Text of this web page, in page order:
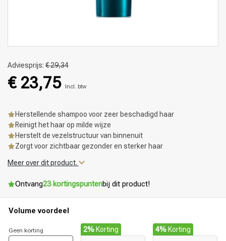
Adviesprijs: € 29,34
€ 23,75 Incl. btw
Herstellende shampoo voor zeer beschadigd haar
Reinigt het haar op milde wijze
Herstelt de vezelstructuur van binnenuit
Zorgt voor zichtbaar gezonder en sterker haar
Meer over dit product.
Ontvang23 kortingspuntenbij dit product!
Volume voordeel
Geen korting 2% Korting 4% Korting